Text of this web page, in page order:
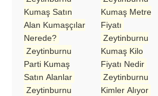
Kumaş Satın
Alan Kumaşçılar
Nerede?
Zeytinburnu
Parti Kumaş
Satın Alanlar
Zeytinburnu
Kumaş Metre
Fiyatı
Zeytinburnu
Kumaş Kilo
Fiyatı Nedir
Zeytinburnu
Kimler Alıyor